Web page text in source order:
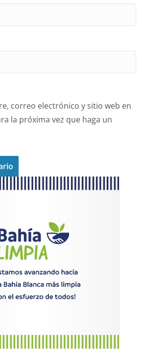
correo electrónico y sitio web en
la próxima vez que haga un